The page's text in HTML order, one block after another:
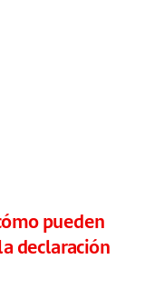
pueden
declaración